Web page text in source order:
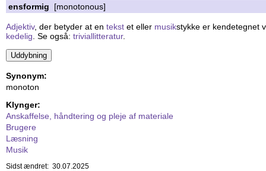
ensformig [monotonous]
Adjektiv, der betyder at en tekst et eller musikstykke er kendetegnet
kedelig . Se også: triviallitteratur.
Synonym:
monoton
Klynger:
Anskaffelse, håndtering og pleje af materiale
Brugere
Læsning
Musik
Sidst ændret: 30.07.2025